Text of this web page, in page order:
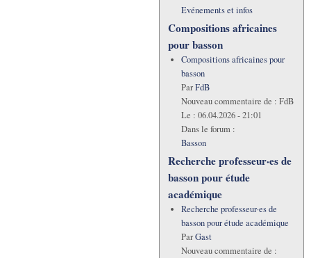
Evénements et infos
Compositions africaines
pour basson
Compositions africaines pour
basson
ParFdB
Nouveau commentaire de : FdB
Le : 06.04.2026 - 21:01
Dans le forum :
Basson
Recherche professeur·es de
basson pour étude
académique
Recherche professeur·es de
basson pour étude académique
ParGast
Nouveau commentaire de :